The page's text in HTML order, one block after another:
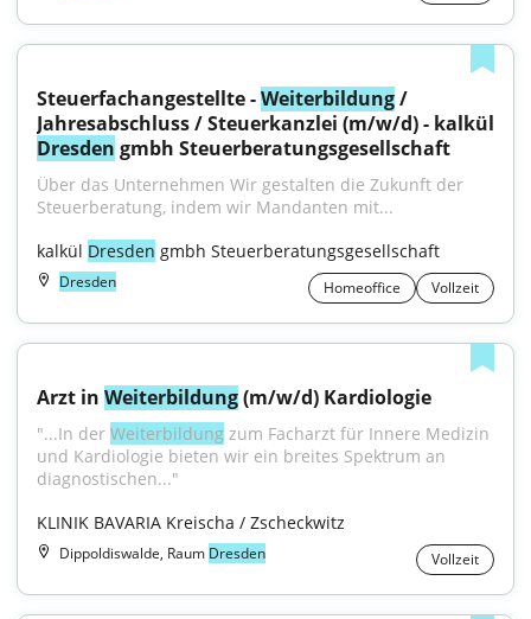
Steuerfachangestellte - Weiterbildung /
Dresden gmbh Steuerberatungsgesellschaft
Über das Unternehmen Wir gestalten die Zukunft der
Steuerberatung, indem wir Mandanten mit...
kalkül Dresden gmbh Steuerberatungsgesellschaft
Dresden Homeoffice Vollzeit
Arzt in Weiterbildung (m/w/d) Kardiologie
"...In der Weiterbildung zum Facharzt für Innere Medizin
und Kardiologie bieten wir ein breites Spektrum an
diagnostischen..."
KLINIK BAVARIA Kreischa / Zscheckwitz
Dippoldiswalde, Raum Dresden Vollzeit